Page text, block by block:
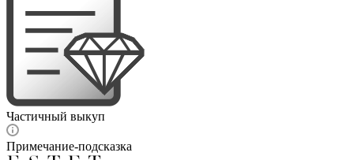
Частичный выкуп
Примечание-подсказка